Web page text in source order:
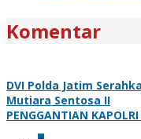
Komentar
DVI Polda Jatim
Mutiara Sentosa II
PENGGANTIAN